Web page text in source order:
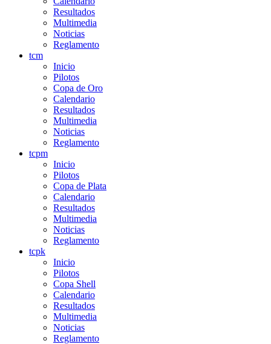
Resultados
Multimedia
Noticias
Reglamento
tcm
Inicio
Pilotos
Copa de Oro
Calendario
Resultados
Multimedia
Noticias
Reglamento
tcpm
Inicio
Pilotos
Copa de Plata
Calendario
Resultados
Multimedia
Noticias
Reglamento
tcpk
Inicio
Pilotos
Copa Shell
Calendario
Resultados
Multimedia
Noticias
Reglamento